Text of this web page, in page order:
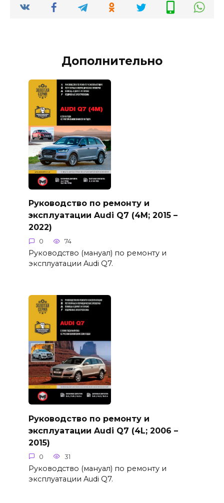
Дополнительно
Руководство по ремонту и
эксплуатации Audi Q7 (4M; 2015 –
2022)
0 74
Руководство (мануал) по ремонту и
эксплуатации Audi Q7.
Руководство по ремонту и
эксплуатации Audi Q7 (4L; 2006 –
2015)
0 31
Руководство (мануал) по ремонту и
эксплуатации Audi Q7.